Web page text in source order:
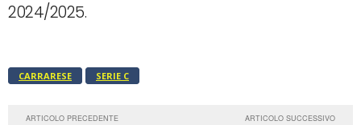
2024/2025.
CARRARESE SERIE C
ARTICOLO PRECEDENTE ARTICOLO SUCCESSIVO